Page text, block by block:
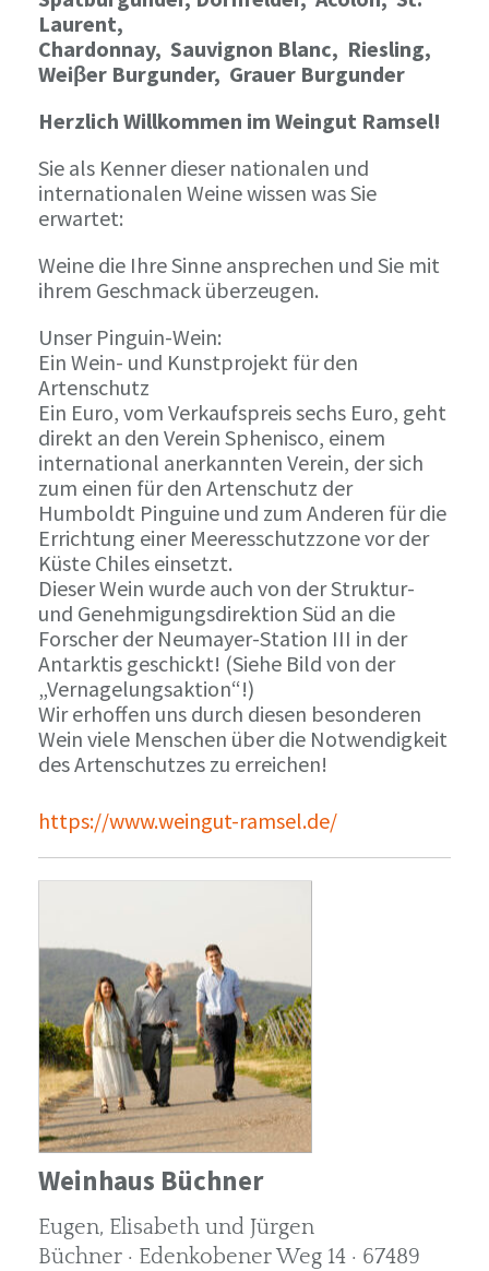
Laurent,
Chardonnay, Sauvignon Blanc, Riesling,
Weiβer Burgunder, Grauer Burgunder
Herzlich Willkommen im Weingut Ramsel!
Sie als Kenner dieser nationalen und
internationalen Weine wissen was Sie
erwartet:
Weine die Ihre Sinne ansprechen und Sie mit
ihrem Geschmack überzeugen.
Unser Pinguin-Wein:
Ein Wein- und Kunstprojekt für den
Artenschutz
Ein Euro, vom Verkaufspreis sechs Euro, geht
direkt an den Verein Sphenisco, einem
international anerkannten Verein, der sich
zum einen für den Artenschutz der
Humboldt Pinguine und zum Anderen für die
Errichtung einer Meeresschutzzone vor der
Küste Chiles einsetzt.
Dieser Wein wurde auch von der Struktur-
und Genehmigungsdirektion Süd an die
Forscher der Neumayer-Station III in der
Antarktis geschickt! (Siehe Bild von der
„Vernagelungsaktion“!)
Wir erhoffen uns durch diesen besonderen
Wein viele Menschen über die Notwendigkeit
des Artenschutzes zu erreichen!
https://www.weingut-ramsel.de/
Weinhaus Büchner
Eugen, Elisabeth und Jürgen
Büchner · Edenkobener Weg 14 · 67489